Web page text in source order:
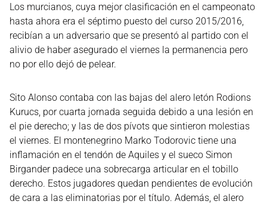
Los murcianos, cuya mejor clasificación en el campeonato
hasta ahora era el séptimo puesto del curso 2015/2016,
recibían a un adversario que se presentó al partido con el
alivio de haber asegurado el viernes la permanencia pero
no por ello dejó de pelear.
Sito Alonso contaba con las bajas del alero letón Rodions
Kurucs, por cuarta jornada seguida debido a una lesión en
el pie derecho; y las de dos pívots que sintieron molestias
el viernes. El montenegrino Marko Todorovic tiene una
inflamación en el tendón de Aquiles y el sueco Simon
Birgander padece una sobrecarga articular en el tobillo
derecho. Estos jugadores quedan pendientes de evolución
de cara a las eliminatorias por el título. Además, el alero